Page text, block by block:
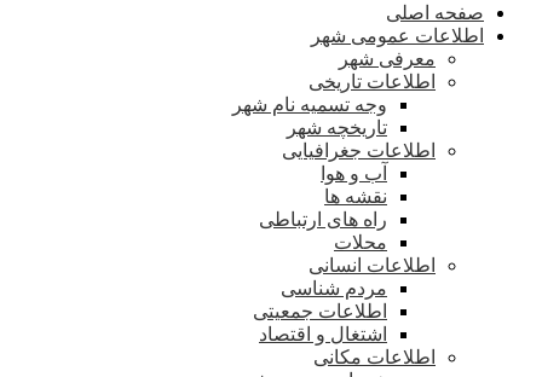
صفحه اصلی
اطلاعات عمومی شهر
معرفی شهر
اطلاعات تاریخی
وجه تسمیه نام شهر
تاریخچه شهر
اطلاعات جغرافیایی
آب و هوا
نقشه ها
راه های ارتباطی
محلات
اطلاعات انسانی
مردم شناسی
اطلاعات جمعیتی
اشتغال و اقتصاد
اطلاعات مکانی